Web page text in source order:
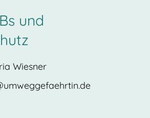
und
Wiesner